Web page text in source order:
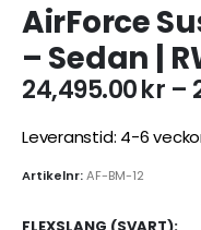
AirForce
– Sedan |
24,495.00kr –
Leveranstid: 4-6
Artikelnr:AF-BM-12